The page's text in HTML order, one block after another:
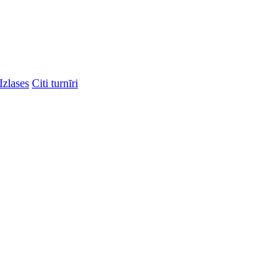
Izlases Citi turnīri